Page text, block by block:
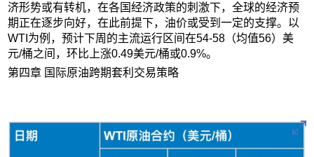
济形势或有转机，在各国经济政策的刺激下，全球的经济预
期正在逐步向好，在此前提下，油价或受到一定的支撑。以
WTI为例，预计下周的主流运行区间在54-58（均值56）美
元/桶之间，环比上涨0.49美元/桶或0.9%。
第四章 国际原油跨期套利交易策略